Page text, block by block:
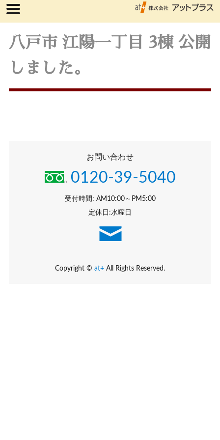
八戸市 江陽一丁目 3棟 公開
しました。
お問い合わせ
0120-39-5040
受付時間: AM10:00～PM5:00
定休日:水曜日
Copyright © at+ All Rights Reserved.